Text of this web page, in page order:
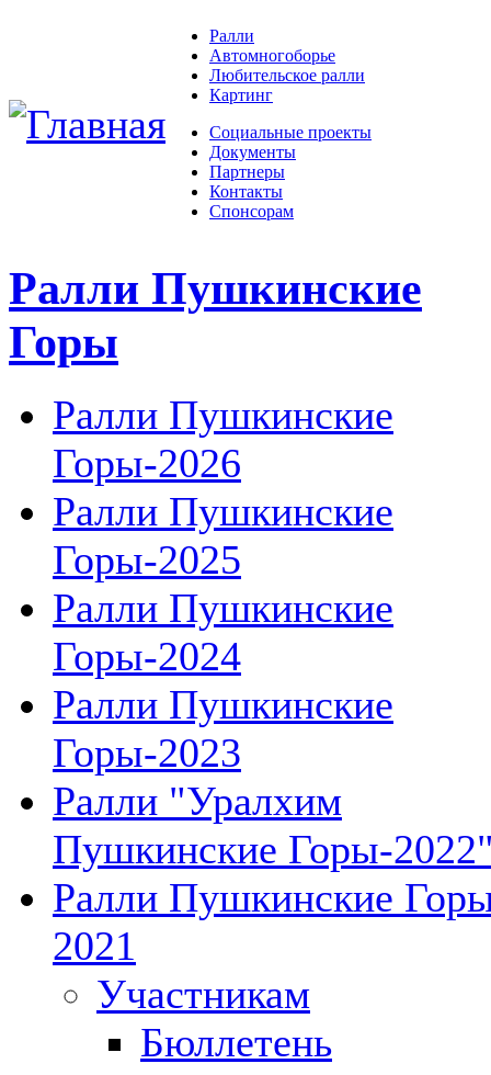
Ралли
Автомногоборье
Любительское ралли
Картинг
Социальные проекты
Документы
Партнеры
Контакты
Спонсорам
Ралли Пушкинские
Горы
Ралли Пушкинские
Горы-2026
Ралли Пушкинские
Горы-2025
Ралли Пушкинские
Горы-2024
Ралли Пушкинские
Горы-2023
Ралли "Уралхим
Пушкинские Горы-
Ралли Пушкинские
2021
Участникам
Бюллетень